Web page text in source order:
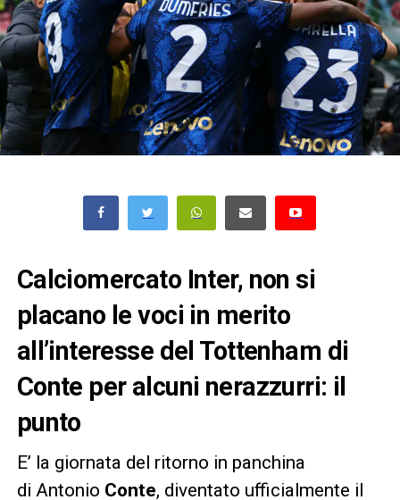
Calciomercato Inter, non si
placano le voci in merito
all’interesse del Tottenham di
Conte per alcuni nerazzurri: il
punto
E’ la giornata del ritorno in panchina
di Antonio Conte, diventato ufficialmente il